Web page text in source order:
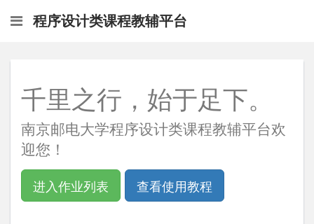
程序设计类课程教辅平台
千里之行，始于足下。
南京邮电大学程序设计类课程教辅平台欢
迎您！
进入作业列表 查看使用教程